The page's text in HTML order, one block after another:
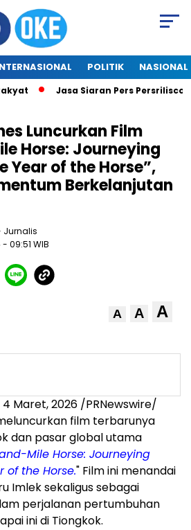
POLITIK NASIONAL
Jasa Siaran Pers Persriliscom
Luncurkan Film
Horse: Journeying
Year of the Horse”,
Berkelanjutan
Jurnalis
- 09:51 WIB
A A A
4 Maret, 2026 /PRNewswire/
film terbarunya
dan pasar global utama
Mile Horse: Journeying
of the Horse." Film ini menandai
Imlek sekaligus sebagai
perjalanan pertumbuhan
ini di Tiongkok.